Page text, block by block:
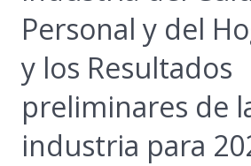
Personal y del
y los Resultados
preliminares de
industria para